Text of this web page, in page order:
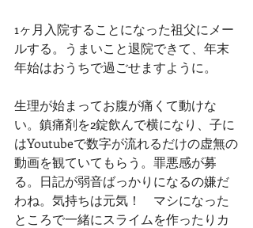
1ヶ月入院することになった祖父にメー
ルする。うまいこと退院できて、年末
年始はおうちで過ごせますように。
生理が始まってお腹が痛くて動けな
い。鎮痛剤を2錠飲んで横になり、子に
はYoutubeで数字が流れるだけの虚無の
動画を観ていてもらう。罪悪感が募
る。日記が弱音ばっかりになるの嫌だ
わね。気持ちは元気！　マシになった
ところで一緒にスライムを作ったりカ